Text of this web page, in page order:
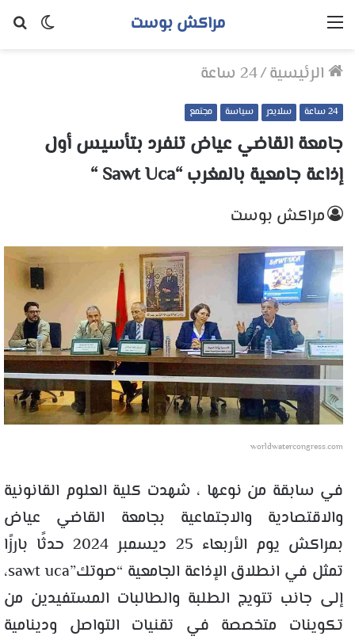
الوضع
مراكش بوست القائمة
الرئيسية/24 ساعة
24 ساعة سلايدر سياسة مجتمع
جامعة القاضي عياض تنفرد بتأسيس أول
إذاعة جامعية بالمغرب “Sawt Uca “
مراكش بوست
worldwatercongress.com
في سابقة من نوعها ، شهدت كلية العلوم القانونية
والاقتصادية والاجتماعية بجامعة القاضي عياض
بمراكش يوم الأربعاء 25 ديسمبر 2024 حدثًا بارزًا
تمثل في انطلاق الإذاعة الجامعية “صوتك”sawt uca،
إلى جانب تتويج الطلبة والطالبات المستفيدين من
تكوينات متخصصة في تقنيات التواصل ودينامية